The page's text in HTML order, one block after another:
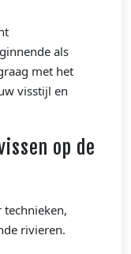
als
met het
visstijl en
op de
technieken,
rivieren.